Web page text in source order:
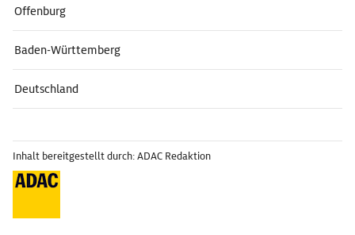
Offenburg
Baden-Württemberg
Deutschland
Inhalt bereitgestellt durch: ADAC Redaktion